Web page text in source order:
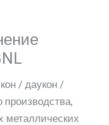
/ даукон /
производства,
металлических